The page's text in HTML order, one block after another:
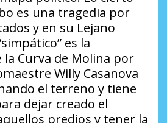
es una tragedia por
y en su Lejano
es la
Curva de Molina por
Willy Casanova
el terreno y tiene
dejar creado el
predios y tener la